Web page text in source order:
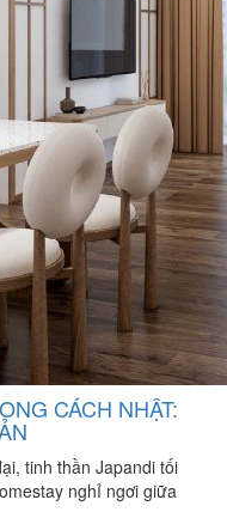
CÁCH NHẬT:
tinh thần Japandi tối
nghỉ ngơi giữa